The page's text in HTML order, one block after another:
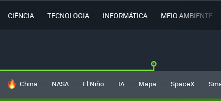
CIÊNCIA TECNOLOGIA INFORMÁTICA MEIO AMBIENTE
TENDÊNCIAS DO DIA
China NASA El Niño IA Mapa SpaceX